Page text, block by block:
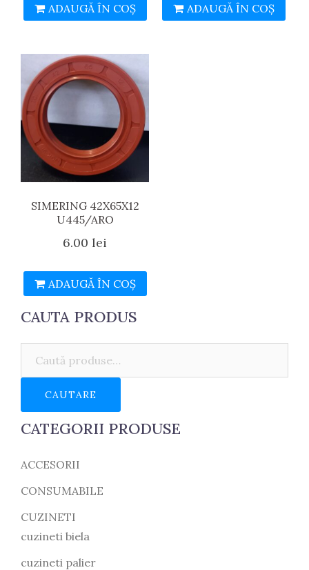
ADAUGĂ ÎN COȘ ADAUGĂ ÎN COȘ
SIMERING 42X65X12
U445/ARO
6.00lei
ADAUGĂ ÎN COȘ
CAUTA PRODUS
CAUTARE
CATEGORII PRODUSE
ACCESORII
CONSUMABILE
CUZINETI
cuzineti biela
cuzineti palier